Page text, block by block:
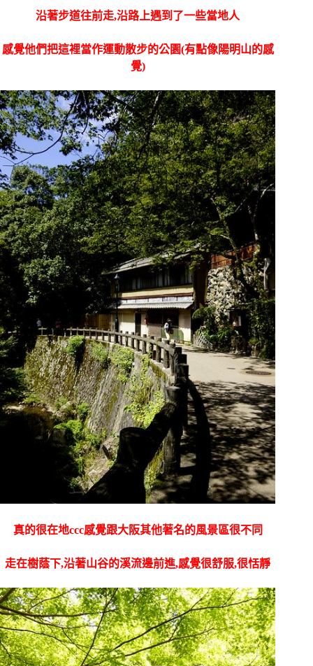
沿著步道往前走,沿路上遇到了一些當地人
感覺他們把這裡當作運動散步的公園(有點像陽明山的感
覺)
真的很在地ccc感覺跟大阪其他著名的風景區很不同
走在樹蔭下,沿著山谷的溪流邊前進,感覺很舒服,很恬靜